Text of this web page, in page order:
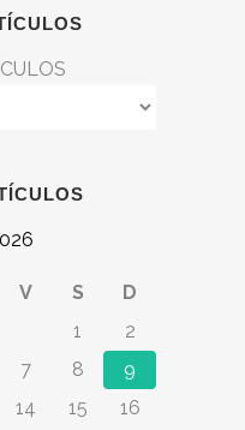
V S
D
1
2
7 8
9
14 15
16